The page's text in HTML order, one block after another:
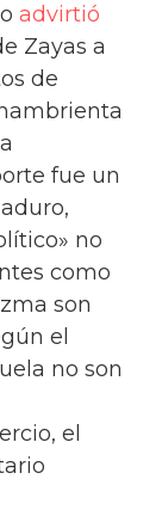
advirtió
Zayas a
de
fue un
no
como
son
el
no son
el